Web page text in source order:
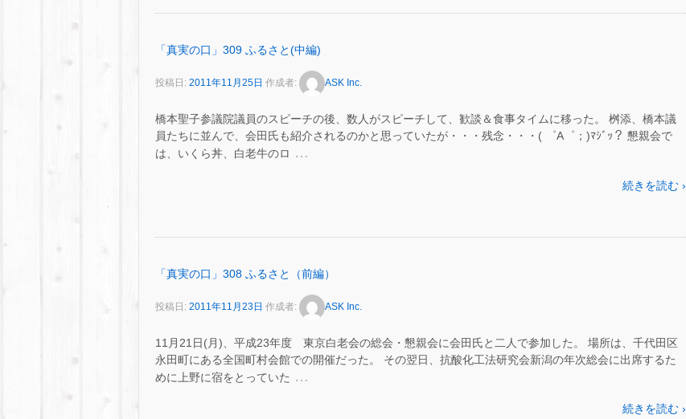
「真実の口」309 ふるさと(中編)
投稿日: 2011年11月25日 作成者: ASK Inc.
橋本聖子参議院議員のスピーチの後、数人がスピーチして、歓談＆食事タイムに移った。 桝添、橋本議
員たちに並んで、会田氏も紹介されるのかと思っていたが・・・残念・・・( ゜A゜；)ﾏｼﾞｯ？ 懇親会で
は、いくら丼、白老牛のロ …
続きを読む ›
「真実の口」308 ふるさと（前編）
投稿日: 2011年11月23日 作成者: ASK Inc.
11月21日(月)、平成23年度 東京白老会の総会・懇親会に会田氏と二人で参加した。 場所は、千代田区
永田町にある全国町村会館での開催だった。 その翌日、抗酸化工法研究会新潟の年次総会に出席するた
めに上野に宿をとっていた …
続きを読む ›